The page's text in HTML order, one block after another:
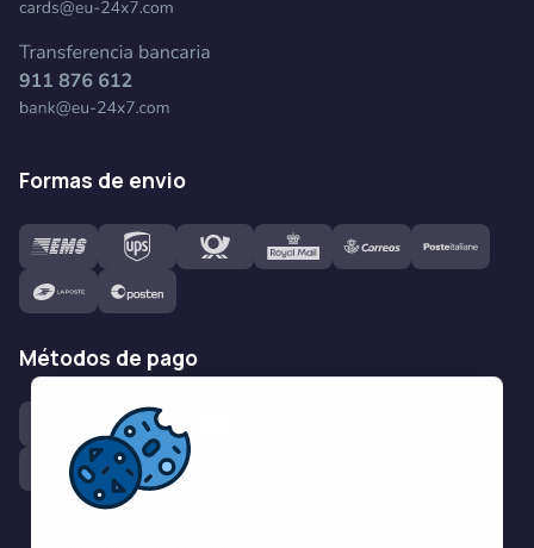
formas de envio
métodos de pago